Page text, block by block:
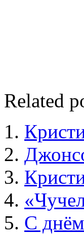
Related
С